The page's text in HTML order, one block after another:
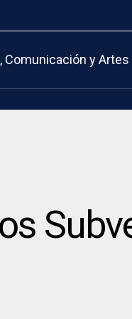
Comunicación y Artes